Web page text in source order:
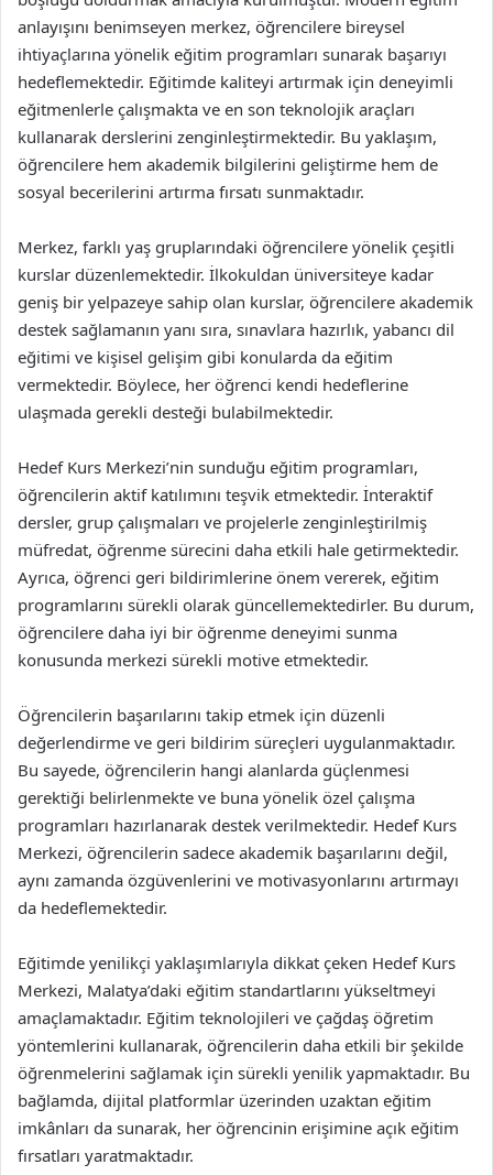
anlayışını benimseyen merkez, öğrencilere bireysel
ihtiyaçlarına yönelik eğitim programları sunarak başarıyı
hedeflemektedir. Eğitimde kaliteyi artırmak için deneyimli
eğitmenlerle çalışmakta ve en son teknolojik araçları
kullanarak derslerini zenginleştirmektedir. Bu yaklaşım,
öğrencilere hem akademik bilgilerini geliştirme hem de
sosyal becerilerini artırma fırsatı sunmaktadır.
Merkez, farklı yaş gruplarındaki öğrencilere yönelik çeşitli
kurslar düzenlemektedir. İlkokuldan üniversiteye kadar
geniş bir yelpazeye sahip olan kurslar, öğrencilere akademik
destek sağlamanın yanı sıra, sınavlara hazırlık, yabancı dil
eğitimi ve kişisel gelişim gibi konularda da eğitim
vermektedir. Böylece, her öğrenci kendi hedeflerine
ulaşmada gerekli desteği bulabilmektedir.
Hedef Kurs Merkezi’nin sunduğu eğitim programları,
öğrencilerin aktif katılımını teşvik etmektedir. İnteraktif
dersler, grup çalışmaları ve projelerle zenginleştirilmiş
müfredat, öğrenme sürecini daha etkili hale getirmektedir.
Ayrıca, öğrenci geri bildirimlerine önem vererek, eğitim
programlarını sürekli olarak güncellemektedirler. Bu durum,
öğrencilere daha iyi bir öğrenme deneyimi sunma
konusunda merkezi sürekli motive etmektedir.
Öğrencilerin başarılarını takip etmek için düzenli
değerlendirme ve geri bildirim süreçleri uygulanmaktadır.
Bu sayede, öğrencilerin hangi alanlarda güçlenmesi
gerektiği belirlenmekte ve buna yönelik özel çalışma
programları hazırlanarak destek verilmektedir. Hedef Kurs
Merkezi, öğrencilerin sadece akademik başarılarını değil,
aynı zamanda özgüvenlerini ve motivasyonlarını artırmayı
da hedeflemektedir.
Eğitimde yenilikçi yaklaşımlarıyla dikkat çeken Hedef Kurs
Merkezi, Malatya’daki eğitim standartlarını yükseltmeyi
amaçlamaktadır. Eğitim teknolojileri ve çağdaş öğretim
yöntemlerini kullanarak, öğrencilerin daha etkili bir şekilde
öğrenmelerini sağlamak için sürekli yenilik yapmaktadır. Bu
bağlamda, dijital platformlar üzerinden uzaktan eğitim
imkânları da sunarak, her öğrencinin erişimine açık eğitim
fırsatları yaratmaktadır.